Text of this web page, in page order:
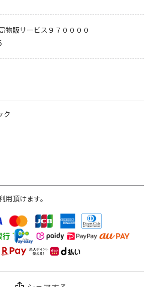
物販サービス９７００００
ク
頂けます。